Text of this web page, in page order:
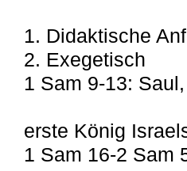
1. Didaktische
2. Exegetisch
1 Sam 9-13:
erste König
1 Sam 16-2 Sam